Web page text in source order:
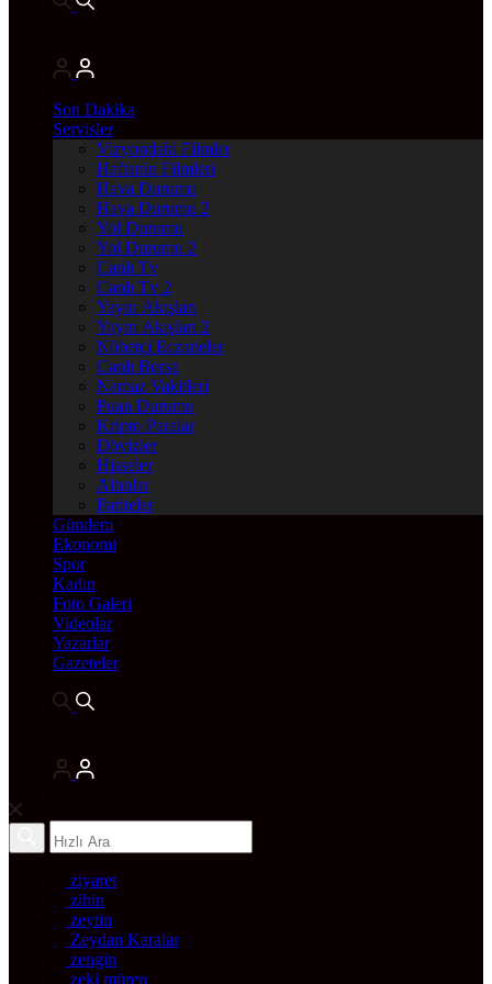
Son Dakika
Servisler
Vizyondaki Filmler
Haftanin Filmleri
Hava Durumu
Hava Durumu 2
Yol Durumu
Yol Durumu 2
Canlı Tv
Canlı Tv 2
Yayın Akışları
Yayın Akışları 2
Nöbetçi Eczaneler
Canlı Borsa
Namaz Vakitleri
Puan Durumu
Kripto Paralar
Dövizler
Hisseler
Altınlar
Pariteler
Gündem
Ekonomi
Spor
Kadın
Foto Galeri
Videolar
Yazarlar
Gazeteler
ziyaret
zihin
zeytin
Zeydan Karalar
zengin
zeki müren